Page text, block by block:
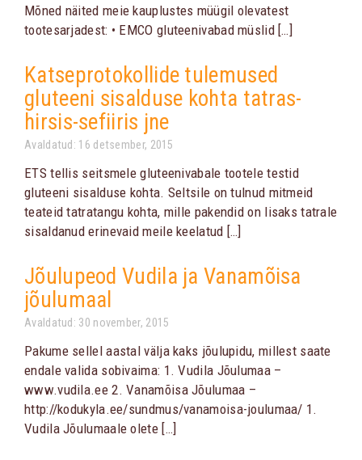
Mõned näited meie kauplustes müügil olevatest
tootesarjadest: • EMCO gluteenivabad müslid […]
Katseprotokollide tulemused
gluteeni sisalduse kohta tatras-
hirsis-sefiiris jne
Avaldatud: 16 detsember, 2015
ETS tellis seitsmele gluteenivabale tootele testid
gluteeni sisalduse kohta. Seltsile on tulnud mitmeid
teateid tatratangu kohta, mille pakendid on lisaks tatrale
sisaldanud erinevaid meile keelatud […]
Jõulupeod Vudila ja Vanamõisa
jõulumaal
Avaldatud: 30 november, 2015
Pakume sellel aastal välja kaks jõulupidu, millest saate
endale valida sobivaima: 1. Vudila Jõulumaa –
www.vudila.ee 2. Vanamõisa Jõulumaa –
http://kodukyla.ee/sundmus/vanamoisa-joulumaa/ 1.
Vudila Jõulumaale olete […]